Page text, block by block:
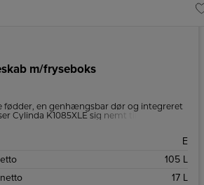
m/fryseboks
fødder, en genhængsbar dør og integreret
Cylinda K1085XLE sig nemt til dit køkkens
E
105 L
17 L